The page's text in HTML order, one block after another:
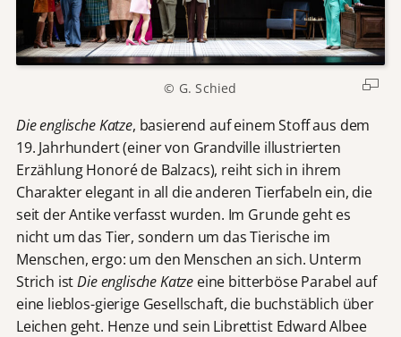
© G. Schied
Die englische Katze, basierend auf einem Stoff aus dem
19. Jahrhundert (einer von Grandville illustrierten
Erzählung Honoré de Balzacs), reiht sich in ihrem
Charakter elegant in all die anderen Tierfabeln ein, die
seit der Antike verfasst wurden. Im Grunde geht es
nicht um das Tier, sondern um das Tierische im
Menschen, ergo: um den Menschen an sich. Unterm
Strich istDie englische Katze eine bitterböse Parabel auf
eine lieblos-gierige Gesellschaft, die buchstäblich über
Leichen geht. Henze und sein Librettist Edward Albee